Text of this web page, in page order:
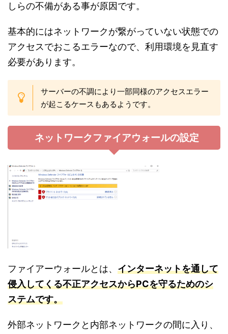
しらの不備がある事が原因です。
基本的にはネットワークが繋がっていない状態での
アクセスでおこるエラーなので、利用環境を見直す
必要があります。
サーバーの不調により一部同様のアクセスエラー
が起こるケースもあるようです。
ネットワークファイアウォールの設定
ファイアーウォールとは、 インターネットを通して
侵入してくる不正アクセスからPCを守るためのシ
ステムです。
外部ネットワークと内部ネットワークの間に入り、